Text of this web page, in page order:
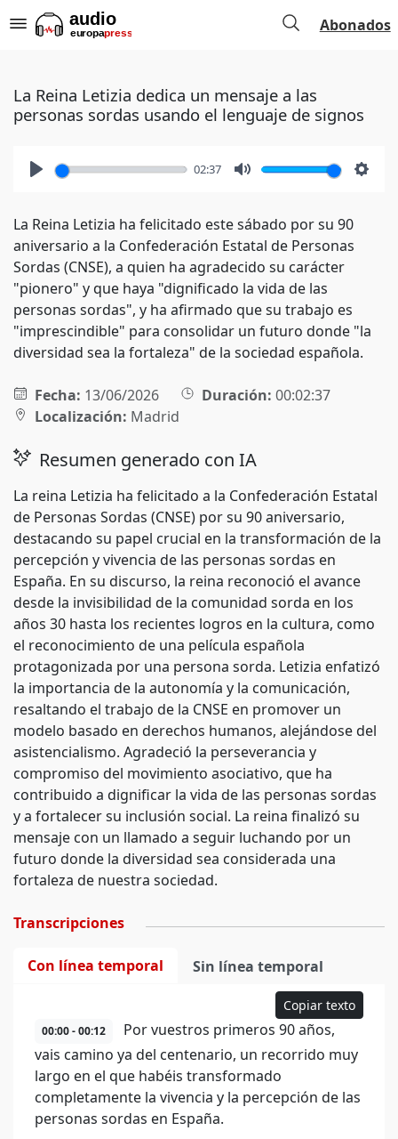
Abonados
La Reina Letizia dedica un mensaje a las
personas sordas usando el lenguaje de signos
02:37
La Reina Letizia ha felicitado este sábado por su 90
aniversario a la Confederación Estatal de Personas
Sordas (CNSE), a quien ha agradecido su carácter
"pionero" y que haya "dignificado la vida de las
personas sordas", y ha afirmado que su trabajo es
"imprescindible" para consolidar un futuro donde "la
diversidad sea la fortaleza" de la sociedad española.
Fecha: 13/06/2026 Duración: 00:02:37
Localización: Madrid
Resumen generado con IA
La reina Letizia ha felicitado a la Confederación Estatal
de Personas Sordas (CNSE) por su 90 aniversario,
destacando su papel crucial en la transformación de la
percepción y vivencia de las personas sordas en
España. En su discurso, la reina reconoció el avance
desde la invisibilidad de la comunidad sorda en los
años 30 hasta los recientes logros en la cultura, como
el reconocimiento de una película española
protagonizada por una persona sorda. Letizia enfatizó
la importancia de la autonomía y la comunicación,
resaltando el trabajo de la CNSE en promover un
modelo basado en derechos humanos, alejándose del
asistencialismo. Agradeció la perseverancia y
compromiso del movimiento asociativo, que ha
contribuido a dignificar la vida de las personas sordas
y a fortalecer su inclusión social. La reina finalizó su
mensaje con un llamado a seguir luchando por un
futuro donde la diversidad sea considerada una
fortaleza de nuestra sociedad.
Transcripciones
Con línea temporal Sin línea temporal
Copiar texto
00:00 - 00:12
Por vuestros primeros 90 años,
vais camino ya del centenario, un recorrido muy
largo en el que habéis transformado
completamente la vivencia y la percepción de las
personas sordas en España.